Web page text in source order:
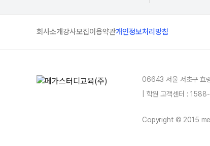
회사소개강사모집이용약관개인정보처리방침
06643 서울 서초구 효
| 학원 고객센터 :
Copyright © 2015